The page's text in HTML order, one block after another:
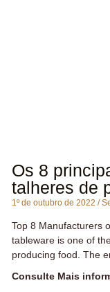
Os 8
talheres de
1º de outubro de 2022
Top 8 Manufacturers
tableware is one of
producing food. The
Consulte Mais